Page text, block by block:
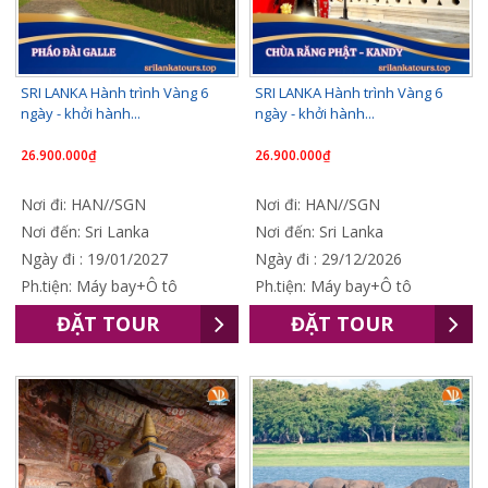
SRI LANKA Hành trình Vàng 6
ngày - khởi hành...
26.900.000₫
Nơi đi: HAN//SGN
Nơi đến: Sri Lanka
Ngày đi : 19/01/2027
Ph.tiện: Máy bay+Ô tô
ĐẶT TOUR
SRI LANKA Hành trình Vàng 6
ngày - khởi hành...
26.900.000₫
Nơi đi: HAN//SGN
Nơi đến: Sri Lanka
Ngày đi : 29/12/2026
Ph.tiện: Máy bay+Ô tô
ĐẶT TOUR